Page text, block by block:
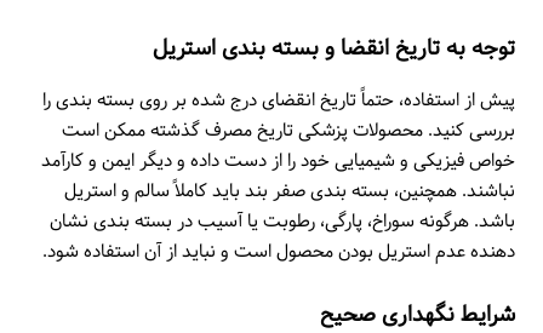
توجه به تاریخ انقضا و بسته بندی استریل
پیش از استفاده، حتماً تاریخ انقضای درج شده بر روی بسته بندی را
بررسی کنید. محصولات پزشکی تاریخ مصرف گذشته ممکن است
خواص فیزیکی و شیمیایی خود را از دست داده و دیگر ایمن و کارآمد
نباشند. همچنین، بسته بندی صفر بند باید کاملاً سالم و استریل
باشد. هرگونه سوراخ، پارگی، رطوبت یا آسیب در بسته بندی نشان
دهنده عدم استریل بودن محصول است و نباید از آن استفاده شود.
شرایط نگهداری صحیح